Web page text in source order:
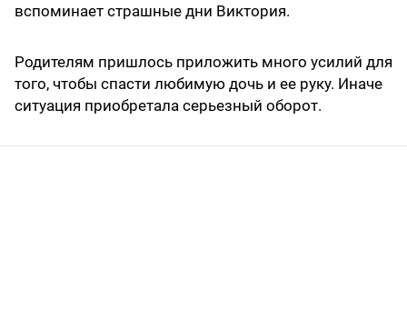
вспоминает страшные дни Виктория.
Родителям пришлось приложить много усилий для
того, чтобы спасти любимую дочь и ее руку. Иначе
ситуация приобретала серьезный оборот.